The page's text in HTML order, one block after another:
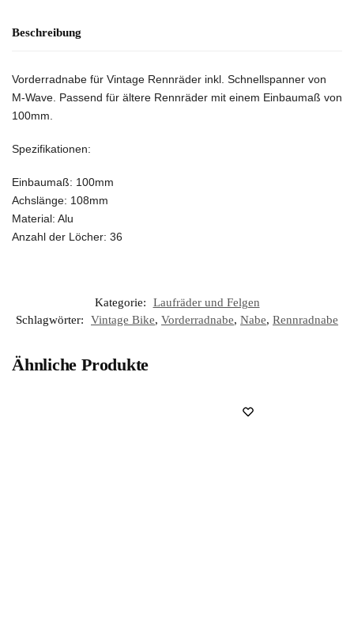
Beschreibung
Vorderradnabe für Vintage Rennräder inkl. Schnellspanner von
M-Wave. Passend für ältere Rennräder mit einem Einbaumaß von
100mm.
Spezifikationen:
Einbaumaß: 100mm
Achslänge: 108mm
Material: Alu
Anzahl der Löcher: 36
Kategorie:
Laufräder und Felgen
Schlagwörter:
Vintage Bike, Vorderradnabe, Nabe, Rennradnabe
Ähnliche Produkte